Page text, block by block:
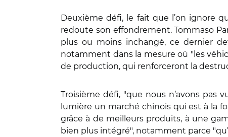
Deuxième défi, le fait que l’on ignore
redoute son effondrement. Tommaso
plus ou moins inchangé, ce dernier
notamment dans la mesure où "les
de production, qui renforceront la
Troisième défi, "que nous n’avons pas
lumière un marché chinois qui est à la
grâce à de meilleurs produits, à une
bien plus intégré", notamment parce